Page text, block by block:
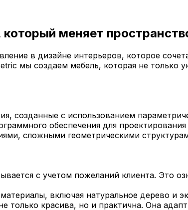
меняет
в дизайне интерьеров, которое
мы создаем мебель, которая не только
созданные с использованием
обеспечения для
сложными геометрическими
с учетом пожеланий клиента. Это
включая натуральное дерево и
только красива, но и практична. Она